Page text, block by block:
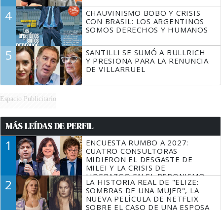
4
CHAUVINISMO BOBO Y CRISIS
CON BRASIL: LOS ARGENTINOS
SOMOS DERECHOS Y HUMANOS
5
SANTILLI SE SUMÓ A BULLRICH
Y PRESIONA PARA LA RENUNCIA
DE VILLARRUEL
Espacio Publicitario
MÁS LEÍDAS DE PERFIL
1
ENCUESTA RUMBO A 2027:
CUATRO CONSULTORAS
MIDIERON EL DESGASTE DE
MILEI Y LA CRISIS DE
LIDERAZGO EN EL PERONISMO
2
LA HISTORIA REAL DE "ELIZE:
SOMBRAS DE UNA MUJER", LA
NUEVA PELÍCULA DE NETFLIX
SOBRE EL CASO DE UNA ESPOSA